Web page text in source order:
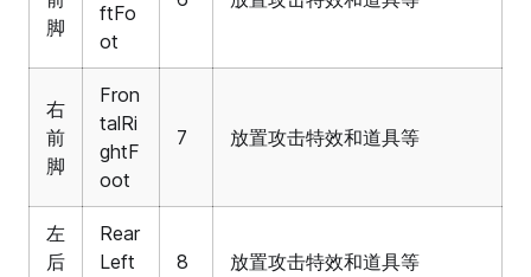
脚
ftFo
ot
右
前
脚
Fron
talRi
ghtF
oot
7 放置攻击特效和道具等
左
后
Rear
Left
8 放置攻击特效和道具等